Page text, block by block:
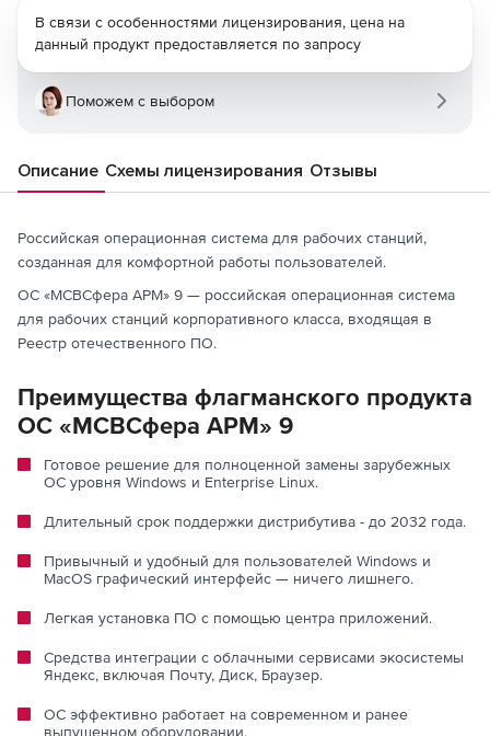
В связи с особенностями лицензирования, цена на
данный продукт предоставляется по запросу
Поможем с выбором
Описание Схемы лицензирования Отзывы
Российская операционная система для рабочих станций,
созданная для комфортной работы пользователей.
ОС «МСВСфера АРМ» 9 — российская операционная система
для рабочих станций корпоративного класса, входящая в
Реестр отечественного ПО.
Преимущества флагманского продукта
ОС «МСВСфера АРМ» 9
Готовое решение для полноценной замены зарубежных
ОС уровня Windows и Enterprise Linux.
Длительный срок поддержки дистрибутива - до 2032 года.
Привычный и удобный для пользователей Windows и
MacOS графический интерфейс — ничего лишнего.
Легкая установка ПО с помощью центра приложений.
Средства интеграции с облачными сервисами экосистемы
Яндекс, включая Почту, Диск, Браузер.
ОС эффективно работает на современном и ранее
выпущенном оборудовании.